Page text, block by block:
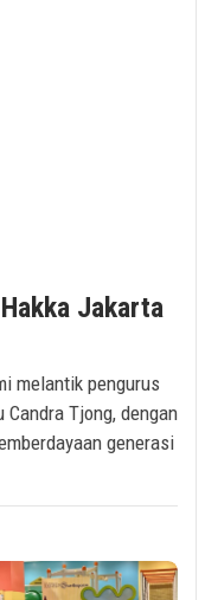
Jakarta
melantik pengurus
Tjong, dengan
generasi